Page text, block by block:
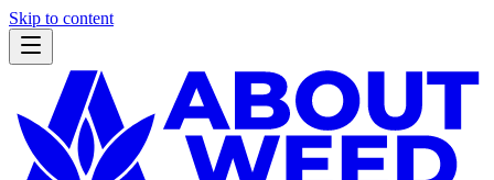
Skip to content